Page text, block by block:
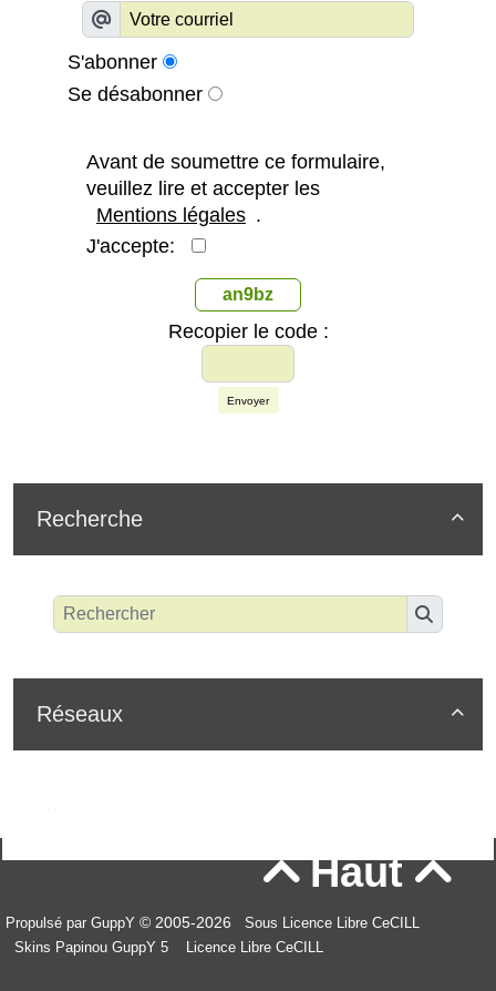
S'abonner
Se désabonner
Avant de soumettre ce formulaire,
veuillez lire et accepter les
Mentions légales .
J'accepte:
an9bz
Recopier le code :
Envoyer

Recherche

Réseaux
Haut
Propulsé par GuppY © 2005-2026
Sous Licence Libre CeCILL
Skins Papinou GuppY 5
Licence Libre CeCILL